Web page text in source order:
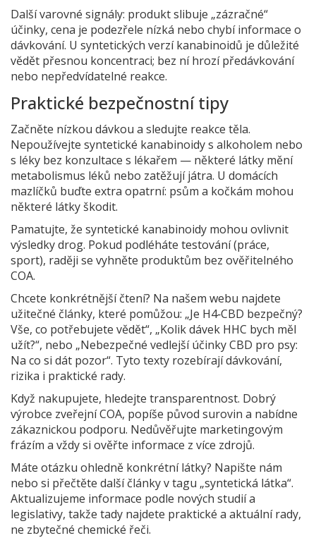
Další varovné signály: produkt slibuje „zázračné“
účinky, cena je podezřele nízká nebo chybí informace o
dávkování. U syntetických verzí kanabinoidů je důležité
vědět přesnou koncentraci; bez ní hrozí předávkování
nebo nepředvídatelné reakce.
Praktické bezpečnostní tipy
Začněte nízkou dávkou a sledujte reakce těla.
Nepoužívejte syntetické kanabinoidy s alkoholem nebo
s léky bez konzultace s lékařem — některé látky mění
metabolismus léků nebo zatěžují játra. U domácích
mazlíčků buďte extra opatrní: psům a kočkám mohou
některé látky škodit.
Pamatujte, že syntetické kanabinoidy mohou ovlivnit
výsledky drog. Pokud podléháte testování (práce,
sport), raději se vyhněte produktům bez ověřitelného
COA.
Chcete konkrétnější čtení? Na našem webu najdete
užitečné články, které pomůžou: „Je H4‑CBD bezpečný?
Vše, co potřebujete vědět“, „Kolik dávek HHC bych měl
užít?“, nebo „Nebezpečné vedlejší účinky CBD pro psy:
Na co si dát pozor“. Tyto texty rozebírají dávkování,
rizika i praktické rady.
Když nakupujete, hledejte transparentnost. Dobrý
výrobce zveřejní COA, popíše původ surovin a nabídne
zákaznickou podporu. Nedůvěřujte marketingovým
frázím a vždy si ověřte informace z více zdrojů.
Máte otázku ohledně konkrétní látky? Napište nám
nebo si přečtěte další články v tagu „syntetická látka“.
Aktualizujeme informace podle nových studií a
legislativy, takže tady najdete praktické a aktuální rady,
ne zbytečné chemické řeči.